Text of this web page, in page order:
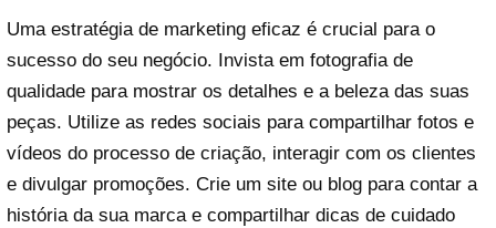
Uma estratégia de marketing eficaz é crucial para o
sucesso do seu negócio. Invista em fotografia de
qualidade para mostrar os detalhes e a beleza das suas
peças. Utilize as redes sociais para compartilhar fotos e
vídeos do processo de criação, interagir com os clientes
e divulgar promoções. Crie um site ou blog para contar a
história da sua marca e compartilhar dicas de cuidado